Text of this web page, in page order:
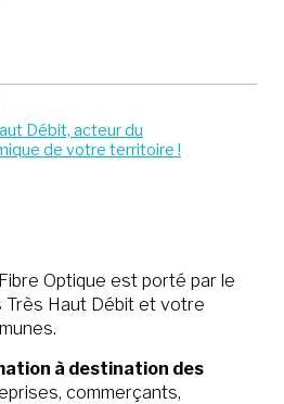
Débit, acteur du
de votre territoire !
Optique est porté par le
Très Haut Débit et votre
à destination des
commerçants,